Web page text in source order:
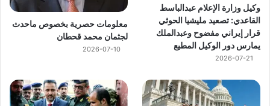
وكيل وزارة الإعلام عبدالباسط
القاعدي: تصعيد مليشيا الحوثي
قرار إيراني مفضوح وعبدالملك
يمارس دور الوكيل المطيع
2026-07-21
معلومات حصرية بخصوص ماحدث
لجثمان محمد قحطان
2026-07-10